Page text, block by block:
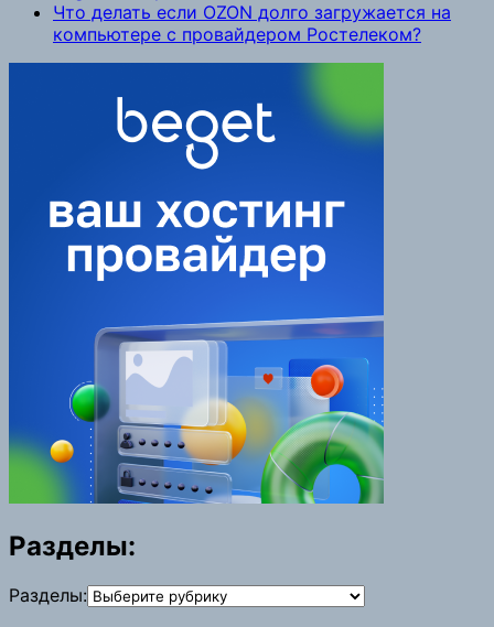
Что делать если OZON долго загружается на
компьютере с провайдером Ростелеком?
Разделы:
Разделы: